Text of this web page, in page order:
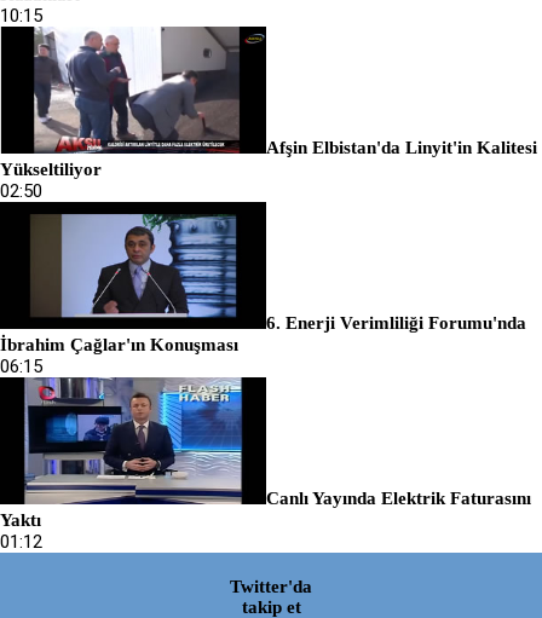
10:15
Afşin Elbistan'da Linyit'in Kalitesi
Yükseltiliyor
02:50
6. Enerji Verimliliği Forumu'nda
İbrahim Çağlar'ın Konuşması
06:15
Canlı Yayında Elektrik Faturasını
Yaktı
01:12
Twitter'da
takip et